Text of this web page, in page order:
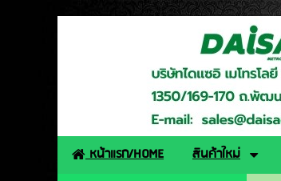
http://
หน้าแรก/HOME สินค้าใหม่